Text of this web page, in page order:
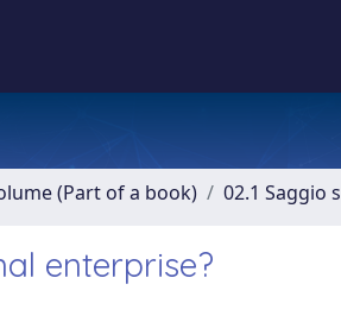
(Part of a book) 02.1 Saggio
enterprise?